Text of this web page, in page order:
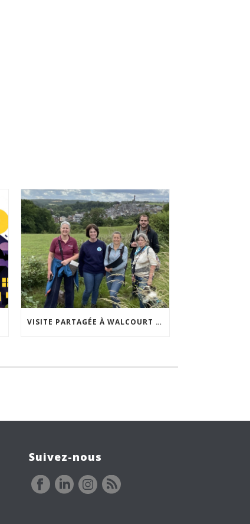
VISITE PARTAGÉE À WALCOURT : UNE DÉMARCHE PARTICIPATIVE ANIMÉE PAR ESPACE ENVIRONNEMENT
Suivez-nous